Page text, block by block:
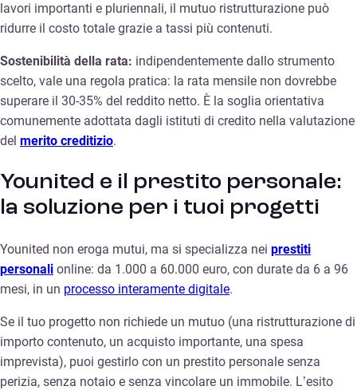
lavori importanti e pluriennali, il mutuo ristrutturazione può
ridurre il costo totale grazie a tassi più contenuti.
Sostenibilità della rata: indipendentemente dallo strumento
scelto, vale una regola pratica: la rata mensile non dovrebbe
superare il 30-35% del reddito netto. È la soglia orientativa
comunemente adottata dagli istituti di credito nella valutazione
del merito creditizio.
Younited e il prestito personale:
la soluzione per i tuoi progetti
Younited non eroga mutui, ma si specializza nei prestiti
personali online: da 1.000 a 60.000 euro, con durate da 6 a 96
mesi, in un processo interamente digitale.
Se il tuo progetto non richiede un mutuo (una ristrutturazione di
importo contenuto, un acquisto importante, una spesa
imprevista), puoi gestirlo con un prestito personale senza
perizia, senza notaio e senza vincolare un immobile. L’esito